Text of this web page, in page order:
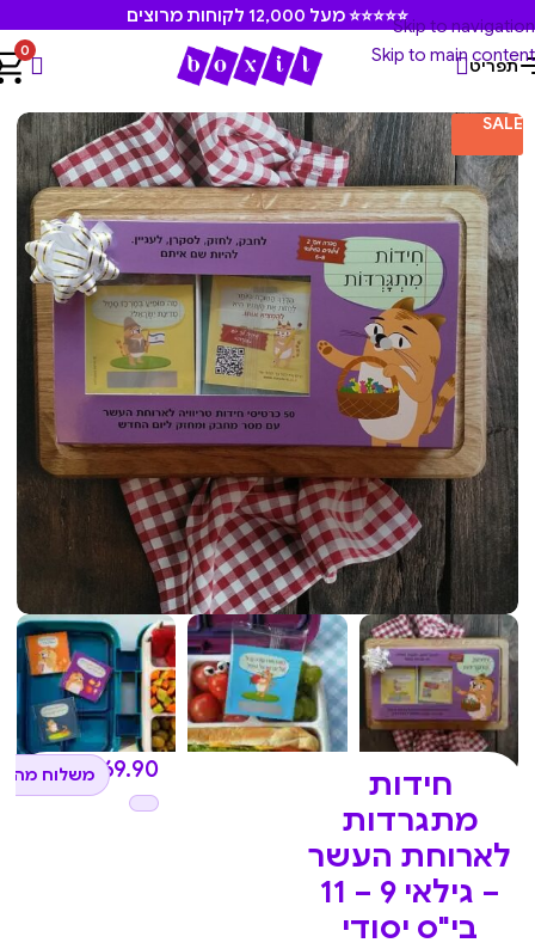
Skip to navigation
Skip to main content
⭐⭐⭐⭐⭐ מעל 12,000 לקוחות מרוצים
תפריט
0
עמוד הבית
משחקים ומוצרים חינוכיים
SALE
חידות
מתגרדות
לארוחת העשר
– גילאי 9 – 11
בי"ס יסודי
₪ 69.90 משלוח